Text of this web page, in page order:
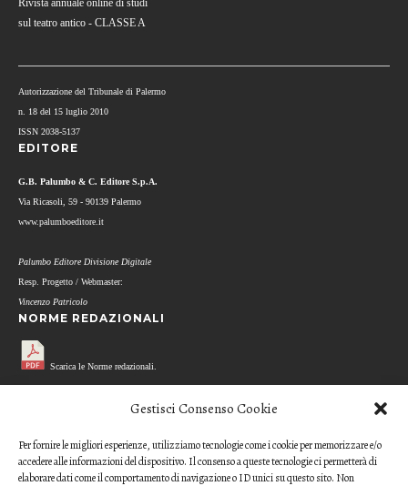
Gestisci Consenso Cookie
Per fornire le migliori esperienze, utilizziamo tecnologie come i cookie per memorizzare e/o
accedere alle informazioni del dispositivo. Il consenso a queste tecnologie ci permetterà di
elaborare dati come il comportamento di navigazione o ID unici su questo sito. Non
sul teatro antico - CLASSE A
Autorizzazione del Tribunale di Palermo
n. 18 del 15 luglio 2010
ISSN 2038-5137
EDITORE
G.B. Palumbo & C. Editore S.p.A.
Via Ricasoli, 59 - 90139 Palermo
www.palumboeditore.it
Palumbo Editore Divisione Digitale
Resp. Progetto / Webmaster:
Vincenzo Patricolo
NORME REDAZIONALI
Scarica le Norme redazionali.
MODELLO REFEREE
Scarica il questionario di valutazione
(modello per i referee)